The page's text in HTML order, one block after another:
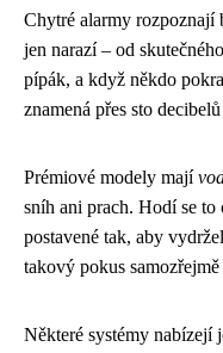
Chytré alarmy rozpoznají
jen narazí – od
pípák, a když někdo
znamená přes sto
Prémiové modely mají
sníh ani prach. Hodí se
postavené tak, aby
takový pokus samozřejmě
Některé systémy nabízejí